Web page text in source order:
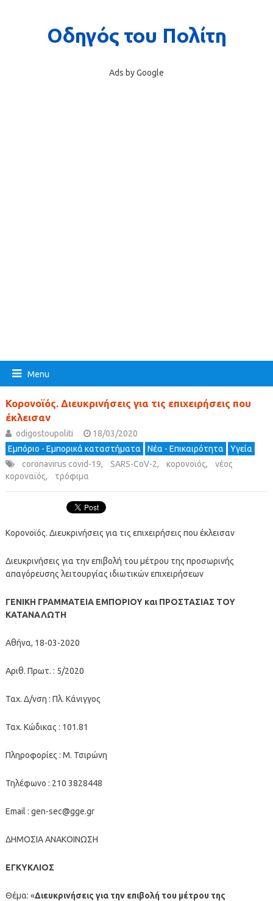
Ads by Google
Menu
Κορονοϊός. Διευκρινήσεις για τις επιχειρήσεις που
έκλεισαν
odigostoupoliti
18/03/2020
Εμπόριο - Εμπορικά καταστήματα
Νέα - Επικαιρότητα
Υγεία
coronavirus covid-19, SARS-CoV-2, κορονοϊός,
νέος
κοροναϊός, τρόφιμα
Κορονοϊός. Διευκρινήσεις για τις επιχειρήσεις που έκλεισαν
Διευκρινήσεις για την επιβολή του μέτρου της προσωρινής
απαγόρευσης λειτουργίας ιδιωτικών επιχειρήσεων
ΓΕΝΙΚΗ ΓΡΑΜΜΑΤΕΙΑ ΕΜΠΟΡΙΟΥ και ΠΡΟΣΤΑΣΙΑΣ ΤΟΥ
ΚΑΤΑΝΑΛΩΤΗ
Αθήνα, 18-03-2020
Αριθ. Πρωτ. : 5/2020
Ταχ. Δ/νση : Πλ. Κάνιγγος
Ταχ. Κώδικας : 101.81
Πληροφορίες : Μ. Τσιρώνη
Τηλέφωνο : 210 3828448
Email : gen-sec@gge.gr
ΔΗΜΟΣΙΑ ΑΝΑΚΟΙΝΩΣΗ
ΕΓΚΥΚΛΙΟΣ
Θέμα: «Διευκρινήσεις για την επιβολή του μέτρου της